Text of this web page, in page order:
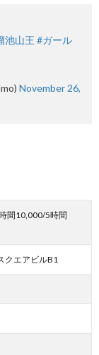
池山王 #ガール
November 26,
間10,000/5時間
クエアビルB1